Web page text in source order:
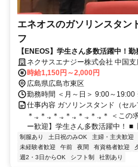
エネオスのガソリンスタン
フ
【ENEOS】学生さん多数活躍中！
もあり！
ネクサスエナジー株式会社 中国
田SS
時給1,150円～2,000円
広島県広島市東区
勤務時間 ＜月～日＞ 9:00～
仕事内容 ガソリンスタンド（セ
＊.｡＊.｡＊.｡＊.｡＊.｡＊.｡＊ ＜こ
ー歓迎】学生さん多数活躍中！ ■
制服あり 土日祝のみOK 主婦・主夫歓迎
未経験者歓迎
午前 夜間 有資格者歓迎
週2・3日からOK
シフト制 社割あり